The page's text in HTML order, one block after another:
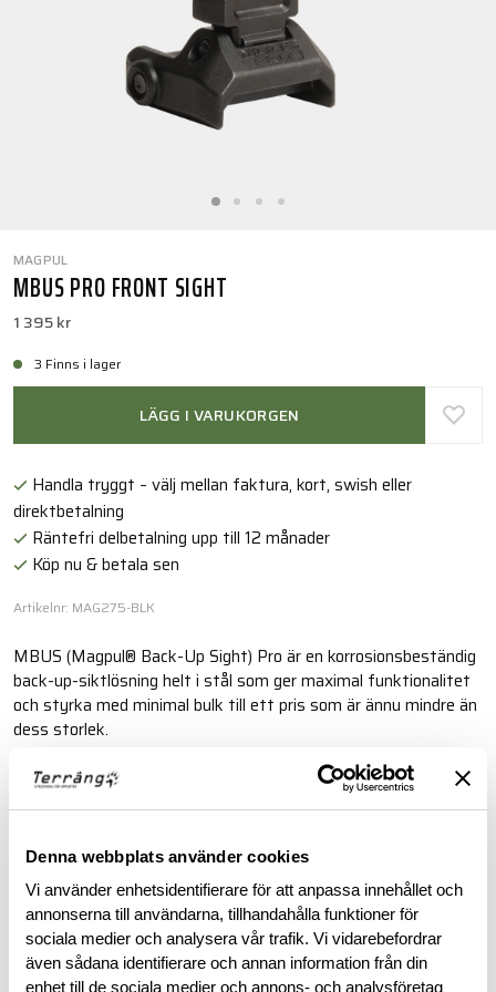
Denna webbplats använder cookies
Vi använder enhetsidentifierare för att anpassa innehållet och
annonserna till användarna, tillhandahålla funktioner för
sociala medier och analysera vår trafik. Vi vidarebefordrar
även sådana identifierare och annan information från din
enhet till de sociala medier och annons- och analysföretag
MAGPUL
MBUS PRO FRONT SIGHT
1 395 kr
3 Finns i lager
LÄGG I VARUKORGEN
Handla tryggt – välj mellan faktura, kort, swish eller
direktbetalning
Räntefri delbetalning upp till 12 månader
Köp nu & betala sen
Artikelnr: MAG275-BLK
MBUS (Magpul® Back-Up Sight) Pro är en korrosionsbeständig
back-up-siktlösning helt i stål som ger maximal funktionalitet
och styrka med minimal bulk till ett pris som är ännu mindre än
dess storlek.
Läs mer
BESKRIVNING
RECENSIONER